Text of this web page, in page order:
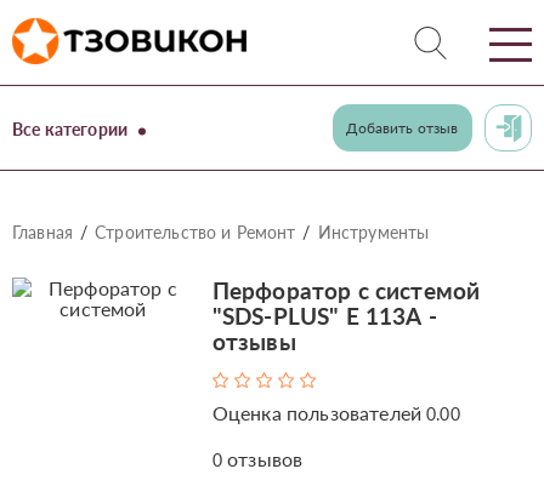
Все категории Добавить отзыв
Главная Строительство и Ремонт Инструменты
Перфоратор с системой
"SDS-PLUS" Е 113А -
отзывы
Оценка пользователей0.00
0отзывов